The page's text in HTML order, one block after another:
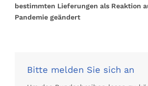
bestimmten Lieferungen als Reaktion
Pandemie geändert
Bitte melden Sie sich an